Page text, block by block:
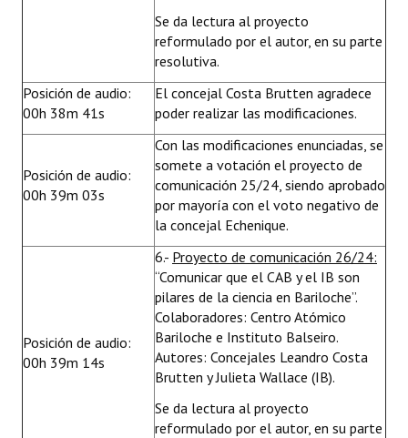
Se da lectura al proyecto
reformulado por el autor, en su parte
resolutiva.
Posición de audio:
00h 38m 41s
El concejal Costa Brutten agradece
poder realizar las modificaciones.
Posición de audio:
00h 39m 03s
Con las modificaciones enunciadas, se
somete a votación el proyecto de
comunicación 25/24, siendo aprobado
por mayoría con el voto negativo de
la concejal Echenique.
Posición de audio:
00h 39m 14s
6.- Proyecto de comunicación 26/24:
“Comunicar que el CAB y el IB son
pilares de la ciencia en Bariloche”.
Colaboradores: Centro Atómico
Bariloche e Instituto Balseiro.
Autores: Concejales Leandro Costa
Brutten y Julieta Wallace (IB).
Se da lectura al proyecto
reformulado por el autor, en su parte